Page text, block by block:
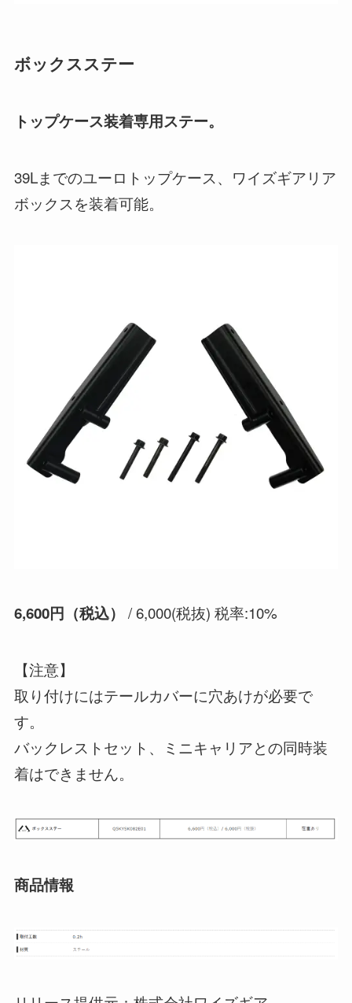
ボックスステー
トップケース装着専用ステー。
39Lまでのユーロトップケース、ワイズギアリア
ボックスを装着可能。
6,600円（税込） / 6,000(税抜) 税率:10%
【注意】
取り付けにはテールカバーに穴あけが必要で
す。
バックレストセット、ミニキャリアとの同時装
着はできません。
商品情報